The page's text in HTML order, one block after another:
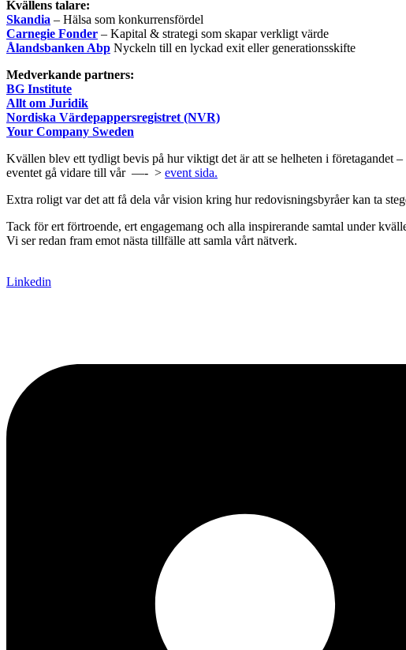
Kvällens talare:
Skandia – Hälsa som konkurrensfördel
Carnegie Fonder – Kapital & strategi som skapar verkligt värde
Ålandsbanken Abp Nyckeln till en lyckad exit eller generationsskifte
Medverkande partners:
BG Institute
Allt om Juridik
Nordiska Värdepappersregistret (NVR)
Your Company Sweden
Kvällen blev ett tydligt bevis på hur viktigt det är att se helheten i företagandet
eventet gå vidare till vår —- > event sida.
Extra roligt var det att få dela vår vision kring hur redovisningsbyråer kan ta
Tack för ert förtroende, ert engagemang och alla inspirerande samtal under
Vi ser redan fram emot nästa tillfälle att samla vårt nätverk.
Linkedin